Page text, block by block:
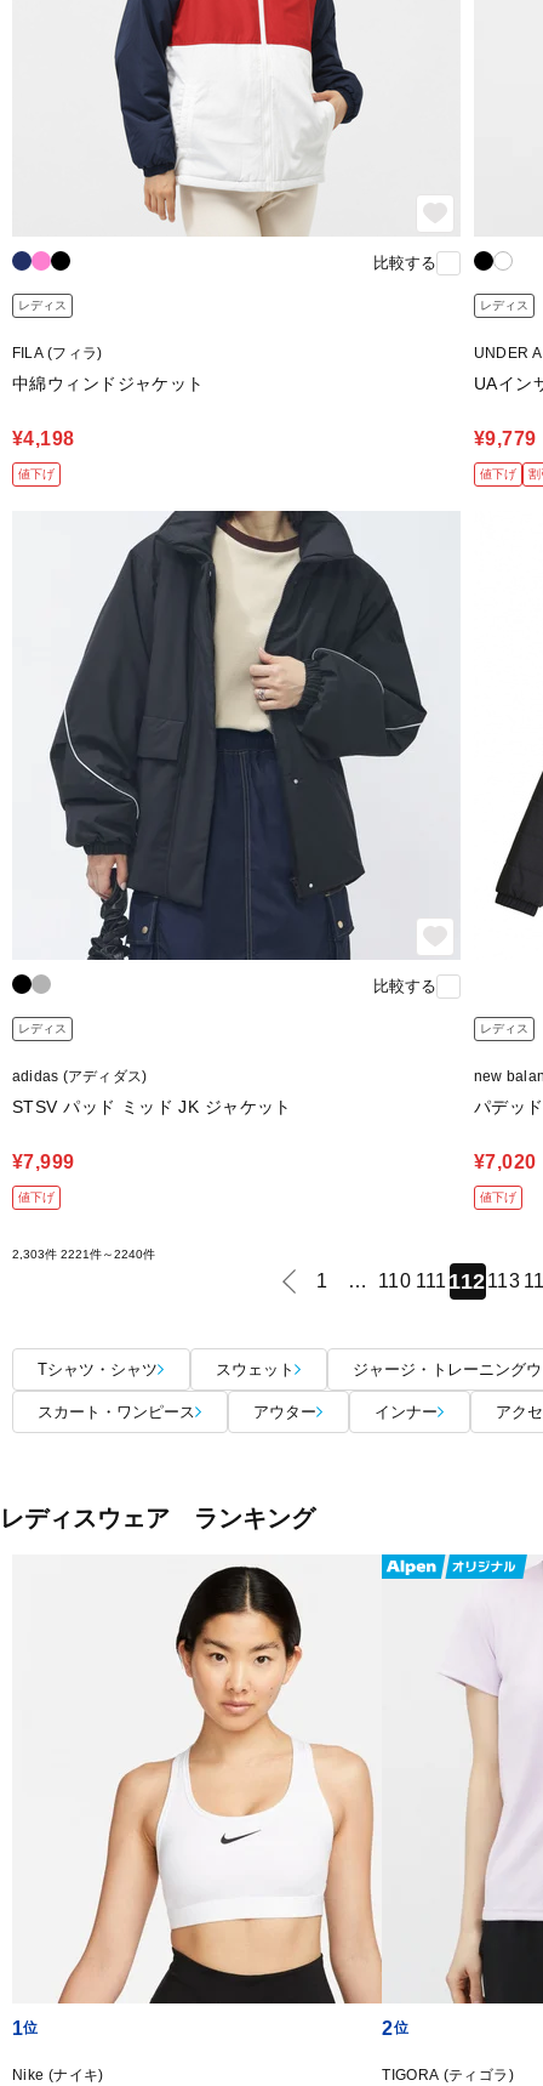
比較する
レディス
FILA (フィラ)
中綿ウィンドジャケット
¥4,198
値下げ
レディス
UNDER
UAイン
¥9,779
値下げ 割
比較する
レディス
adidas (アディダス)
STSV パッド ミッド JK ジャケット
¥7,999
値下げ
レディス
new
パデッ
¥7,020
値下げ
2,303件 2221件～2240件
1 … 110 111 112113
Tシャツ・シャツ スウェット ジャージ・トレーニング
スカート・ワンピース アウター インナー アク
レディスウェア ランキング
1
Nike (ナイキ)
2
TIGORA (ティゴラ)